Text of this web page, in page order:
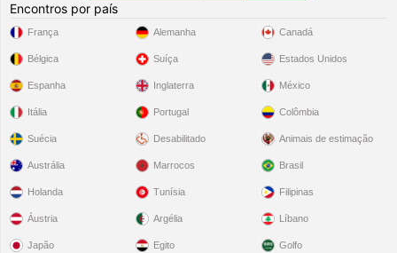
Encontros por país
França
Bélgica
Espanha
Itália
Suécia
Alemanha
Suíça
Inglaterra
Portugal
Desabilitado
Canadá
Estados Unidos
México
Colômbia
Animais de estimação
Austrália
Holanda
Áustria
Japão
Marrocos
Tunísia
Argélia
Egito
Brasil
Filipinas
Líbano
Golfo